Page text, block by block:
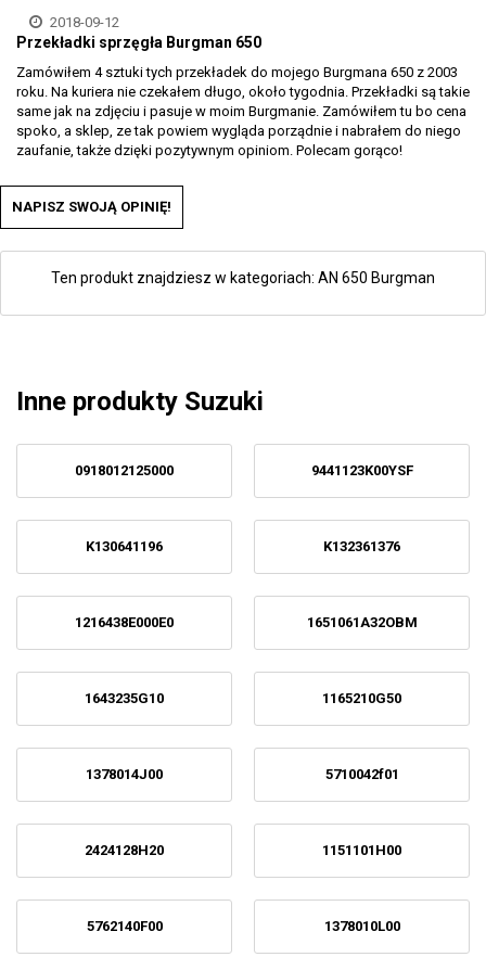
2018-09-12
Przekładki sprzęgła Burgman 650
Zamówiłem 4 sztuki tych przekładek do mojego Burgmana 650 z 2003
roku. Na kuriera nie czekałem długo, około tygodnia. Przekładki są takie
same jak na zdjęciu i pasuje w moim Burgmanie. Zamówiłem tu bo cena
spoko, a sklep, ze tak powiem wygląda porządnie i nabrałem do niego
zaufanie, także dzięki pozytywnym opiniom. Polecam gorąco!
NAPISZ SWOJĄ OPINIĘ!
Ten produkt znajdziesz w kategoriach: AN 650 Burgman
Inne produkty Suzuki
0918012125000 9441123K00YSF
K130641196 K132361376
1216438E000E0 1651061A32OBM
1643235G10 1165210G50
1378014J00 5710042f01
2424128H20 1151101H00
5762140F00 1378010L00